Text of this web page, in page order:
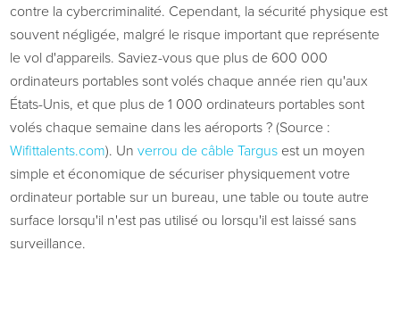
contre la cybercriminalité. Cependant, la sécurité physique est
souvent négligée, malgré le risque important que représente
le vol d'appareils. Saviez-vous que plus de 600 000
ordinateurs portables sont volés chaque année rien qu'aux
États-Unis, et que plus de 1 000 ordinateurs portables sont
volés chaque semaine dans les aéroports ? (Source :
Wifittalents.com). Un verrou de câble Targusest un moyen
simple et économique de sécuriser physiquement votre
ordinateur portable sur un bureau, une table ou toute autre
surface lorsqu'il n'est pas utilisé ou lorsqu'il est laissé sans
surveillance.